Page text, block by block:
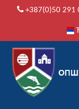
+387(0)50 291